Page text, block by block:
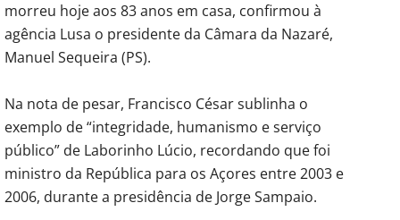
morreu hoje aos 83 anos em casa, confirmou à
agência Lusa o presidente da Câmara da Nazaré,
Manuel Sequeira (PS).
Na nota de pesar, Francisco César sublinha o
exemplo de “integridade, humanismo e serviço
público” de Laborinho Lúcio, recordando que foi
ministro da República para os Açores entre 2003 e
2006, durante a presidência de Jorge Sampaio.